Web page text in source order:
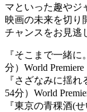
マといった趣やジ
映画の未来を切り
チャンスをお見逃
『そこまで一緒
分）World Premiere
『さざなみに揺
54分）World
『東京の青稞酒(